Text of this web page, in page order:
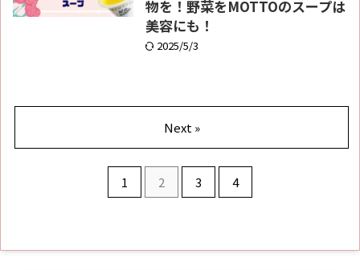
物を！野菜をMOTTOのスープは
美容にも！
2025/5/3
1 2 3 4
Next »